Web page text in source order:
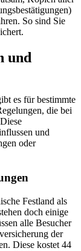
So sind Sie
und
es für bestimmte
die bei
und
oder
Festland als
doch einige
alle Besucher
der
Diese kostet 44